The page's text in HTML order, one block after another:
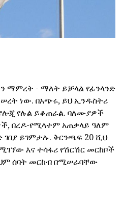
ማምረት - ማለት ይቻላል የፊንላንድ
ነው. በአጭሩ, ይህ ኢንዱስትሪ
የሉል ይቆጠራል. ባለሙያዎች
በረዶ-የሚላተም አጠቃላይ ዓለም
ገበያ ይገምታሉ. ቅርንጫፍ 20 ሺህ
እና ተሳፋሪ የሽርሽር መርከቦች
ሰባት መርከብ በሚሠራባቸው